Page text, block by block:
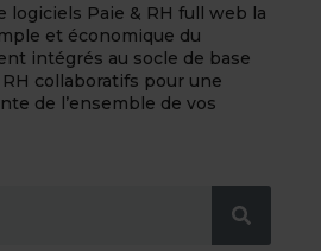
logiciels Paie & RH full web la
et économique du
intégrés au socle de base
collaboratifs pour une
de l’ensemble de vos